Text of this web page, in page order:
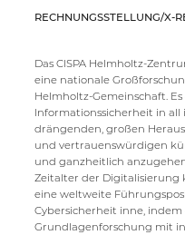
RECHNUNGSSTELLUNG/X-
Das CISPA Helmholtz-
eine nationale
Helmholtz-Gemeinschaft.
Informationssicherheit in
drängenden, großen
und vertrauenswürdigen
und ganzheitlich
Zeitalter der Digitalisierung
eine weltweite
Cybersicherheit inne,
Grundlagenforschung mit